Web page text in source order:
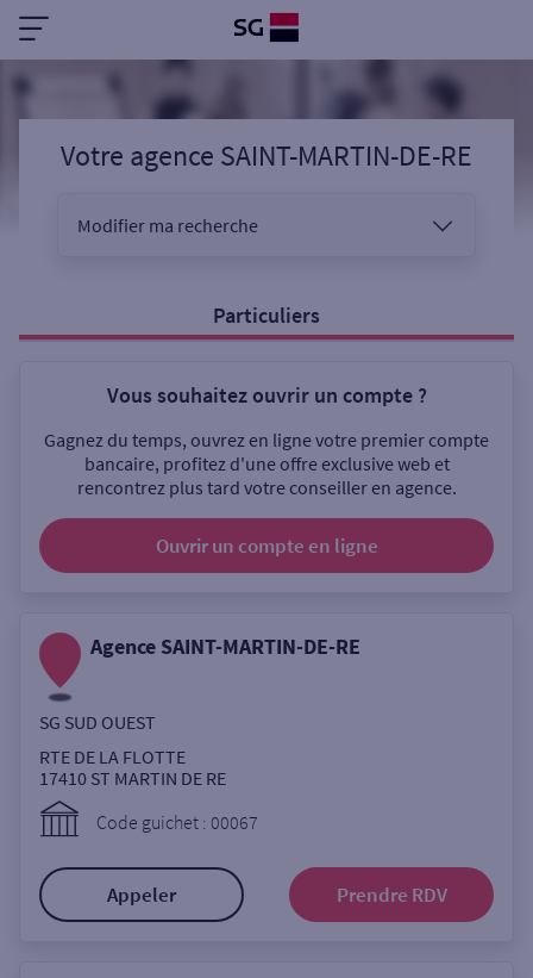
Votre agence SAINT-MARTIN-DE-RE
Modifier ma recherche
Sélectionnez votre recherche
Ouverte le samedi
Ouverte le lundi
Ville / Code postal
Rue
Particuliers
Vous souhaitez ouvrir un compte ?
Gagnez du temps, ouvrez en ligne votre premier compte
bancaire, profitez d'une offre exclusive web et
rencontrez plus tard votre conseiller en agence.
Ouvrir un compte en ligne
Agence SAINT-MARTIN-DE-RE
SG SUD OUEST
RTE DE LA FLOTTE
17410 ST MARTIN DE RE
Code guichet : 00067
Appeler Prendre RDV